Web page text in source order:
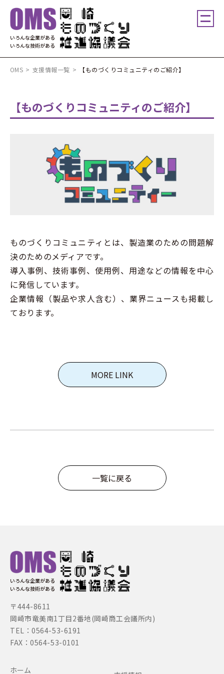
いろんな企業がある
いろんな技術がある
OMS > 支援情報一覧 > 【ものづくりコミュニティのご紹介】
【ものづくりコミュニティのご紹介】
ものづくりコミュニティとは、製造業のための問題解
決のためのメディアです。
導入事例、技術事例、使用例、用途などの情報を中心
に発信しています。
企業情報（製品や求人含む）、業界ニュースも掲載し
ております。
MORE LINK
一覧に戻る
いろんな企業がある
いろんな技術がある
〒444-8611
岡崎市竜美南1丁目2番地(岡崎商工会議所内)
TEL：0564-53-6191
FAX：0564-53-0101
ホーム